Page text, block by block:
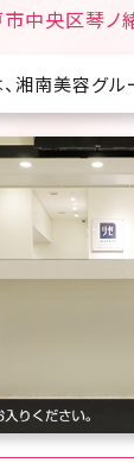
中央区琴
湘南美容グ